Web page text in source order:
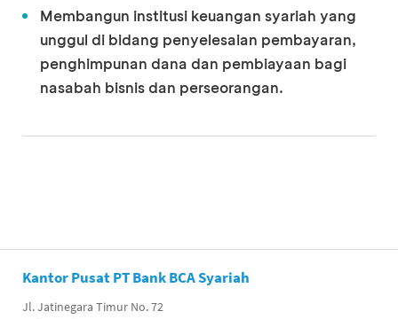
Membangun institusi keuangan syariah yang
unggul di bidang penyelesaian pembayaran,
penghimpunan dana dan pembiayaan bagi
nasabah bisnis dan perseorangan.
Kantor Pusat PT Bank BCA Syariah
Jl. Jatinegara Timur No. 72